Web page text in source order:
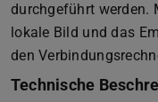
durchgeführt werden.
lokale Bild und das
den
Technische